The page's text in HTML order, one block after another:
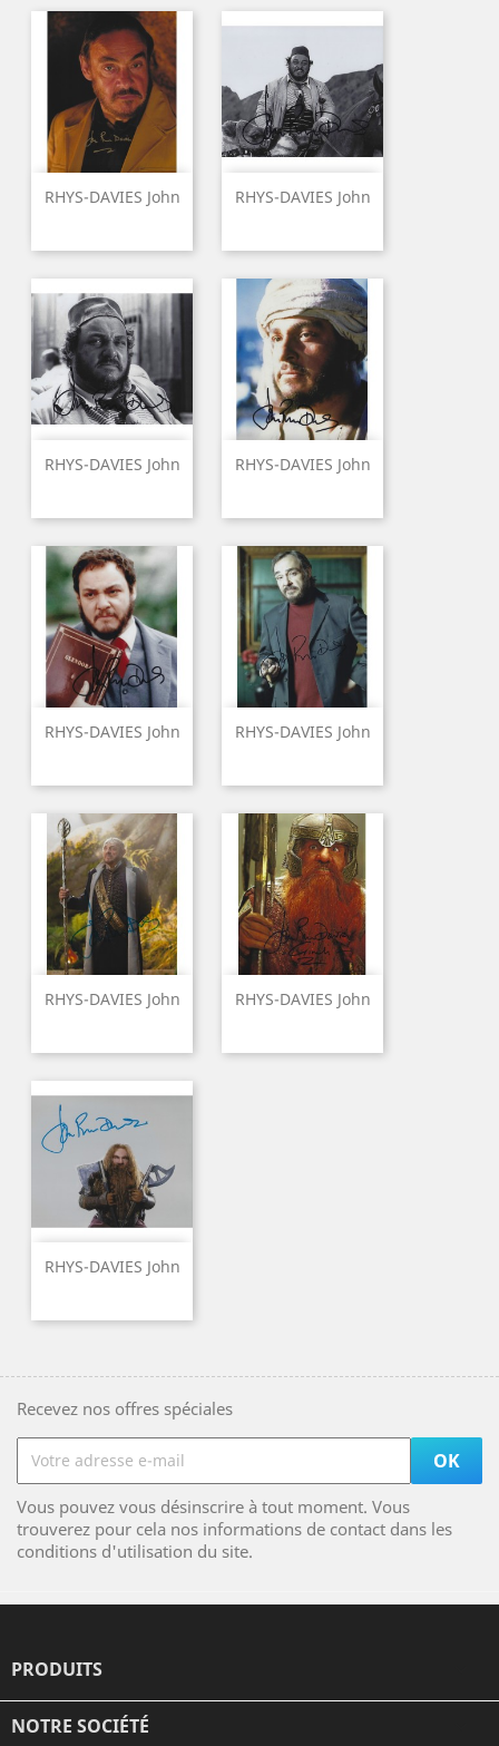
RHYS-DAVIES John RHYS-DAVIES John
RHYS-DAVIES John RHYS-DAVIES John
RHYS-DAVIES John RHYS-DAVIES John
RHYS-DAVIES John RHYS-DAVIES John
RHYS-DAVIES John
Recevez nos offres spéciales
Vous pouvez vous désinscrire à tout moment. Vous
trouverez pour cela nos informations de contact dans les
conditions d'utilisation du site.
PRODUITS
NOTRE SOCIÉTÉ